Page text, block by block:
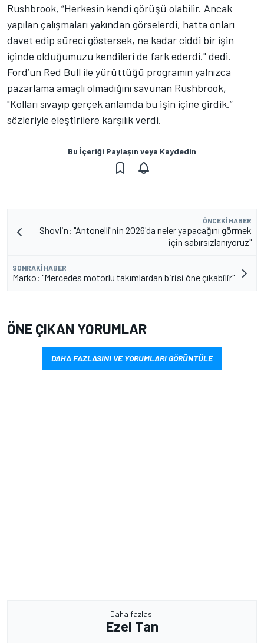
Rushbrook, “Herkesin kendi görüşü olabilir. Ancak
yapılan çalışmaları yakından görselerdi, hatta onları
davet edip süreci göstersek, ne kadar ciddi bir işin
içinde olduğumuzu kendileri de fark ederdi." dedi.
Ford’un Red Bull ile yürüttüğü programın yalnızca
pazarlama amaçlı olmadığını savunan Rushbrook,
"Kolları sıvayıp gerçek anlamda bu işin içine girdik.”
sözleriyle eleştirilere karşılık verdi.
Bu İçeriği Paylaşın veya Kaydedin
ÖNCEKI HABER
Shovlin: "Antonelli'nin 2026'da neler yapacağını görmek
için sabırsızlanıyoruz"
SONRAKI HABER
Marko: "Mercedes motorlu takımlardan birisi öne çıkabilir"
ÖNE ÇIKAN YORUMLAR
DAHA FAZLASINI VE YORUMLARI GÖRÜNTÜLE
Daha fazlası
Ezel Tan